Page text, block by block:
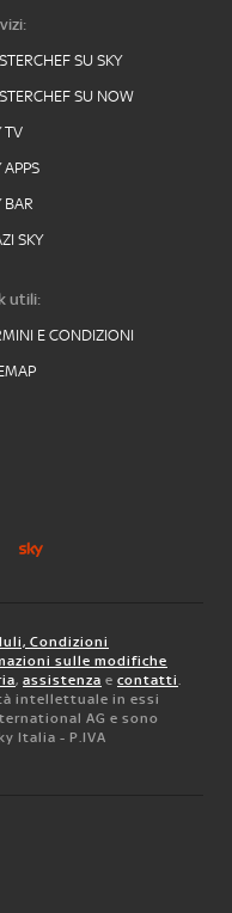
SU SKY
SU NOW
TV
APPS
BAR
SKY
utili:
E CONDIZIONI
Condizioni
sulle modifiche
, assistenza e contatti.
intellettuale in essi
AG e sono
Italia - P.IVA